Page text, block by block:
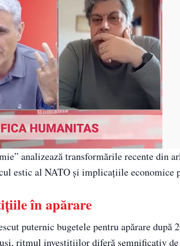
analizează transformările recente din
estic al NATO și implicațiile economice
în apărare
puternic bugetele pentru apărare după
ritmul investițiilor diferă semnificativ